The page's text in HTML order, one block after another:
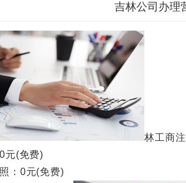
吉林公司办理
林工商
(免费)
：0元(免费)